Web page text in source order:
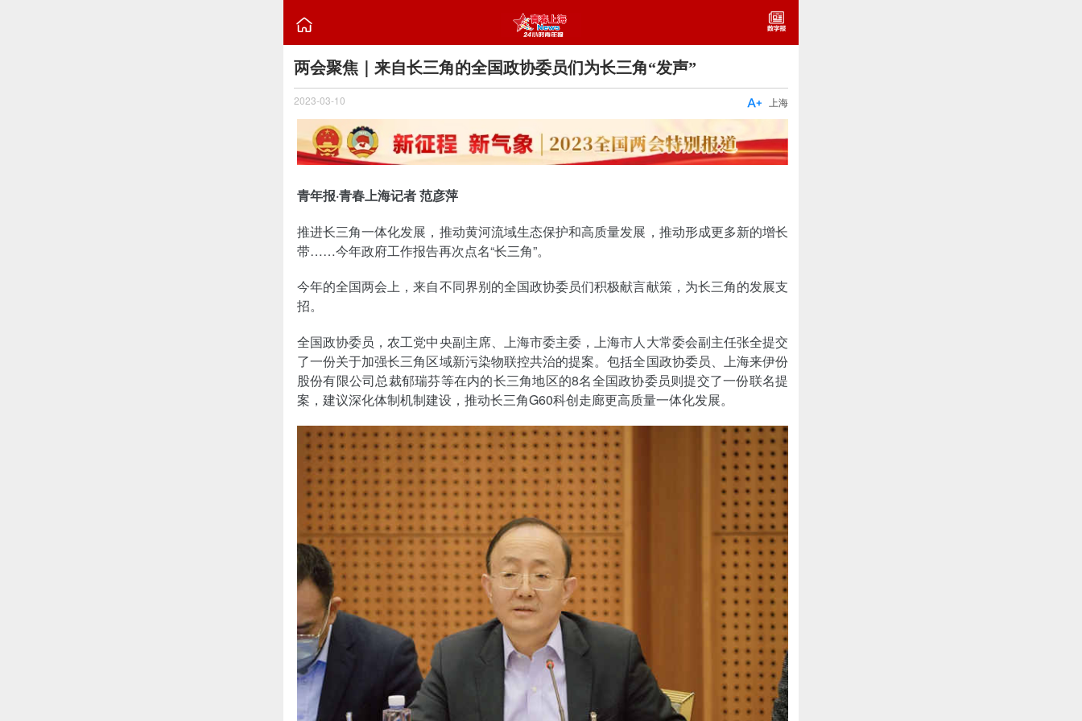

两会聚焦｜来自长三角的全国政协委员们为长三角“发声”
2023-03-10 上海

青年报·青春上海记者 范彦萍
推进长三角一体化发展，推动黄河流域生态保护和高质量发展，推动形成更多新的增长
带……今年政府工作报告再次点名“长三角”。
今年的全国两会上，来自不同界别的全国政协委员们积极献言献策，为长三角的发展支
招。
全国政协委员，农工党中央副主席、上海市委主委，上海市人大常委会副主任张全提交
了一份关于加强长三角区域新污染物联控共治的提案。包括全国政协委员、上海来伊份
股份有限公司总裁郁瑞芬等在内的长三角地区的8名全国政协委员则提交了一份联名提
案，建议深化体制机制建设，推动长三角G60科创走廊更高质量一体化发展。